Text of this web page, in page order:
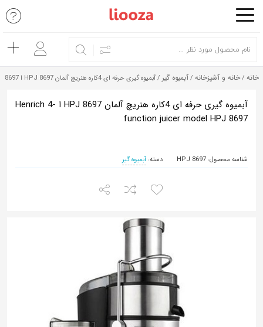
اشتراک
با
از
روش‌های
خانه /خانه و آشپزخانه /آبمیوه گیر / آبمیوه گیری حرفه ای 4کاره هنریچ آلمان HPJ 8697 ا Henrich 4-function juicer model HPJ 8697
آبمیوه گیری حرفه ای 4کاره هنریچ آلمان HPJ 8697 ا Henrich 4-
function juicer model HPJ 8697
شناسه محصول: HPJ 8697 دسته: آبمیوه گیر